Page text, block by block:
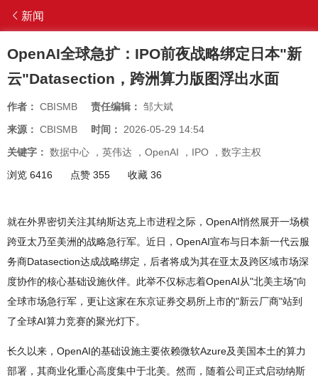
新闻
OpenAI全球急扩：IPO前夜战略绑定日本"新
云"Datasection，跨洲算力版图浮出水面
作者： CBISMB 责任编辑： 邹大斌
来源： CBISMB 时间： 2026-05-29 14:54
关键字： 数据中心 ， 英伟达 ， OpenAI ， IPO ， 数字主权
浏览 6416
点赞 355 收藏 36
就在外界密切关注其纳斯达克上市进程之际，OpenAI悄然展开一场横
跨亚太乃至美洲的战略急行军。近日，OpenAI宣布与日本新一代云服
务商Datasection达成战略绑定，后者将成为其在亚太及跨区域市场深
度协作的核心基础设施伙伴。此举不仅标志着OpenAI从"北美主场"向
全球市场急行军，更让这家在东京证券交易所上市的"新云厂商"站到
了全球AI算力竞赛的聚光灯下。
长久以来，OpenAI的基础设施主要依赖微软Azure及美国本土的算力
部署，其商业化重心高度集中于北美。然而，随着公司正式启动纳斯